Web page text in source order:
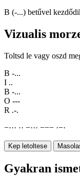
B (-...) betűvel
Vizualis
Toltsd le vagy oszd
B -...
I ..
B -...
O ---
R .-.
−··· ·· −··· −−− ·−·
Kep letoltese
Gyakran